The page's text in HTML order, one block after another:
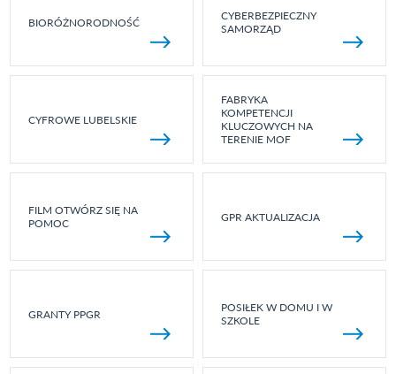
BIORÓŻNORODNOŚĆ
CYBERBEZPIECZNY
SAMORZĄD
CYFROWE LUBELSKIE
FABRYKA
KOMPETENCJI
KLUCZOWYCH NA
TERENIE MOF
FILM OTWÓRZ SIĘ NA
POMOC
GPR AKTUALIZACJA
GRANTY PPGR
POSIŁEK W DOMU I W
SZKOLE